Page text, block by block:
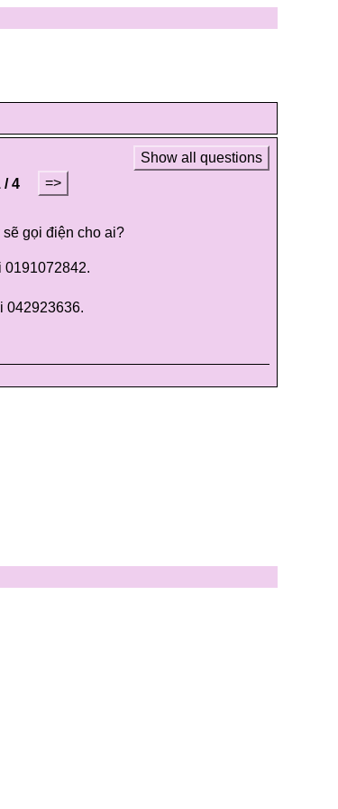
Show all questions
/ 4
=>
gọi điện cho ai?
0191072842.
042923636.